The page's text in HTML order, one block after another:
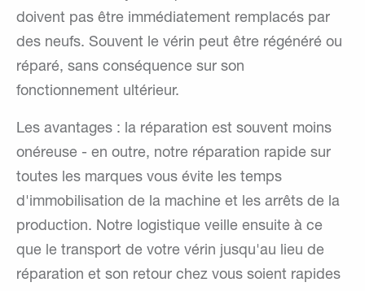
doivent pas être immédiatement remplacés par
des neufs. Souvent le vérin peut être régénéré ou
réparé, sans conséquence sur son
fonctionnement ultérieur.
Les avantages : la réparation est souvent moins
onéreuse - en outre, notre réparation rapide sur
toutes les marques vous évite les temps
d'immobilisation de la machine et les arrêts de la
production. Notre logistique veille ensuite à ce
que le transport de votre vérin jusqu'au lieu de
réparation et son retour chez vous soient rapides